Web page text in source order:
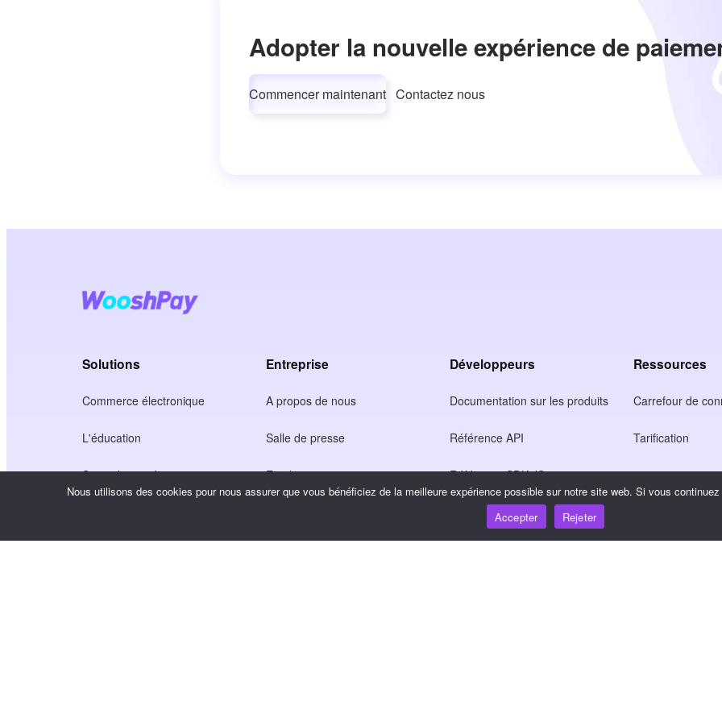
Adopter la nouvelle expérience de
Commencer maintenant Contactez nous
Solutions
Commerce électronique
L'éducation
Soins de santé
Entreprise
A propos de nous
Salle de presse
Emplois
Développeurs
Documentation sur les produits
Référence API
Référence SDK JS
Ressources
Carrefour de
Tarification
Nous utilisons des cookies pour nous assurer que vous bénéficiez de la meilleure expérience possible sur notre site web. Si vous
Accepter
Rejeter